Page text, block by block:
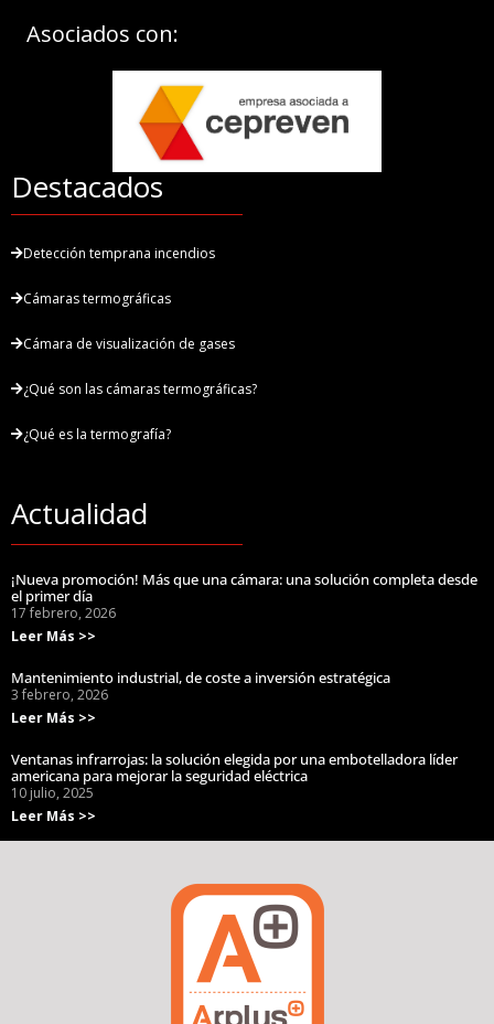
Asociados con:
Destacados
Detección temprana incendios
Cámaras termográficas
Cámara de visualización de gases
¿Qué son las cámaras termográficas?
¿Qué es la termografía?
Actualidad
¡Nueva promoción! Más que una cámara: una solución completa desde
el primer día
17 febrero, 2026
Leer Más >>
Mantenimiento industrial, de coste a inversión estratégica
3 febrero, 2026
Leer Más >>
Ventanas infrarrojas: la solución elegida por una embotelladora líder
americana para mejorar la seguridad eléctrica
10 julio, 2025
Leer Más >>